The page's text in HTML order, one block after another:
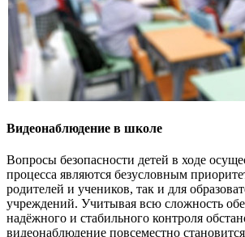
Видеонаблюдение в школе
Вопросы безопасности детей в ходе
процесса являются безусловным
родителей и учеников, так и для
учреждений. Учитывая всю сложность
надёжного и стабильного контроля
видеонаблюдение повсеместно становится